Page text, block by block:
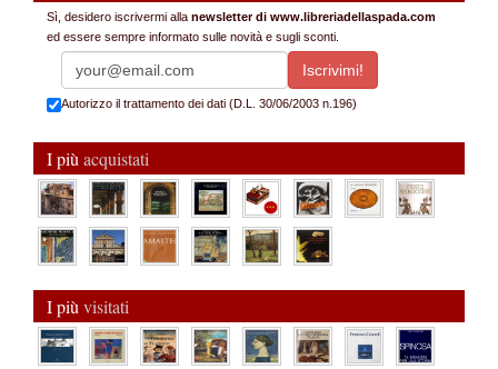
Sì, desidero iscrivermi alla newsletter di www.libreriadellaspada.com
ed essere sempre informato sulle novità e sugli sconti.
Autorizzo il trattamento dei dati (D.L. 30/06/2003 n.196)
I più acquistati
I più visitati